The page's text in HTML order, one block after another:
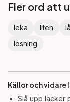
Fler ord att
leka liten
lösning
Källor och vidare
Slå upp läcker